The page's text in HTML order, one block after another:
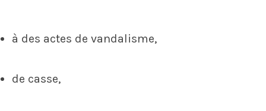
à des actes de vandalisme,
de casse,